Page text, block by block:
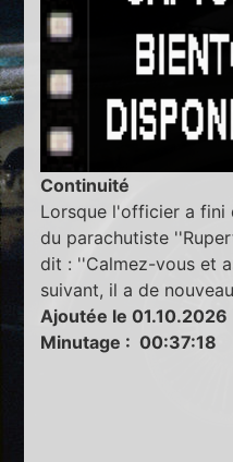
Continuité
Lorsque l'officier a fini
du parachutiste
dit : ''Calmez-vous et
suivant, il a de
Ajoutée le 01.10.2026
Minutage : 00:37:18